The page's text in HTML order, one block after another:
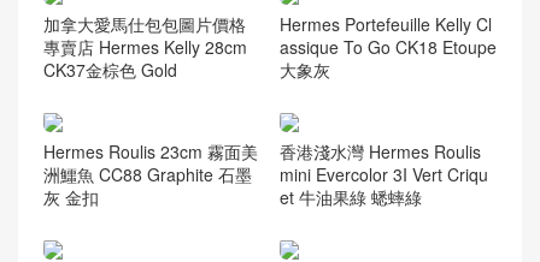
加拿大愛馬仕包包圖片價格
專賣店 Hermes Kelly 28cm
CK37金棕色 Gold
Hermes Portefeuille Kelly Cl
assique To Go CK18 Etoupe
大象灰
Hermes Roulis 23cm 霧面美
洲鱷魚 CC88 Graphite 石墨
灰 金扣
香港淺水灣 Hermes Roulis
mini Evercolor 3I Vert Criqu
et 牛油果綠 蟋蟀綠